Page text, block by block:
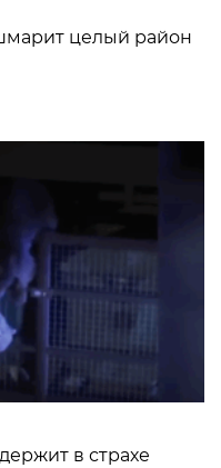
целый район
в страхе